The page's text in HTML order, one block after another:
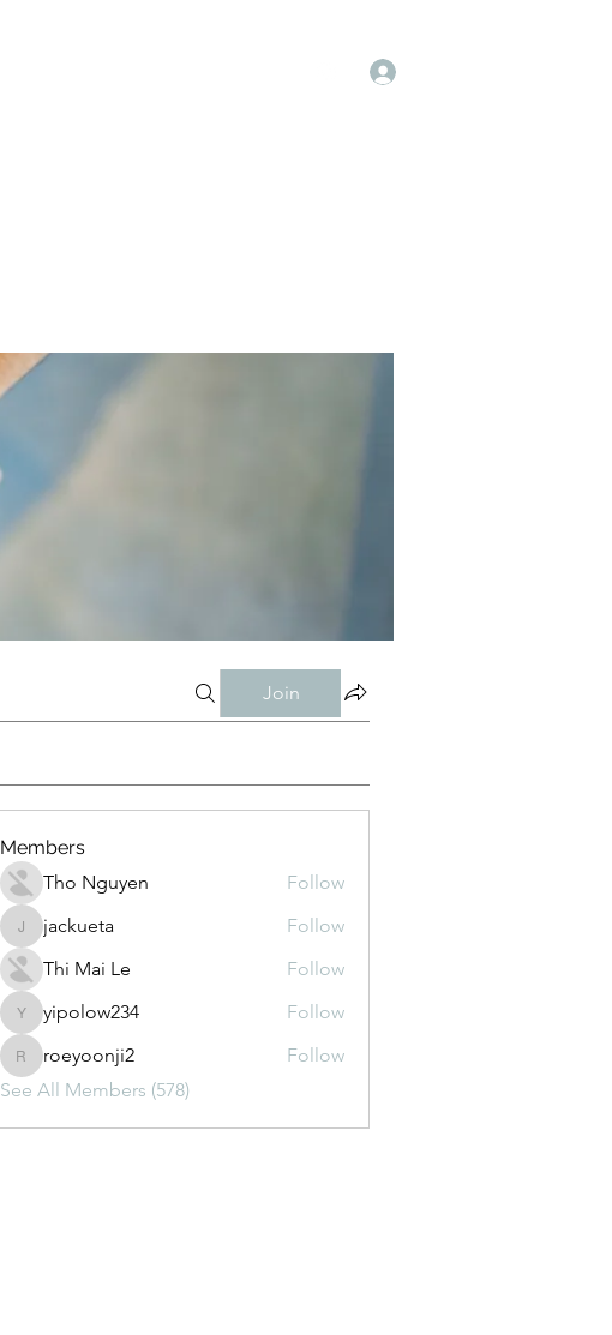
Join
Members
Tho Nguyen
Follow
jackueta
jackueta
Follow
Thi Mai Le
Follow
yipolow234
yipolow234 Follow
roeyoonji2
roeyoonji2
Follow
See All Members (578)